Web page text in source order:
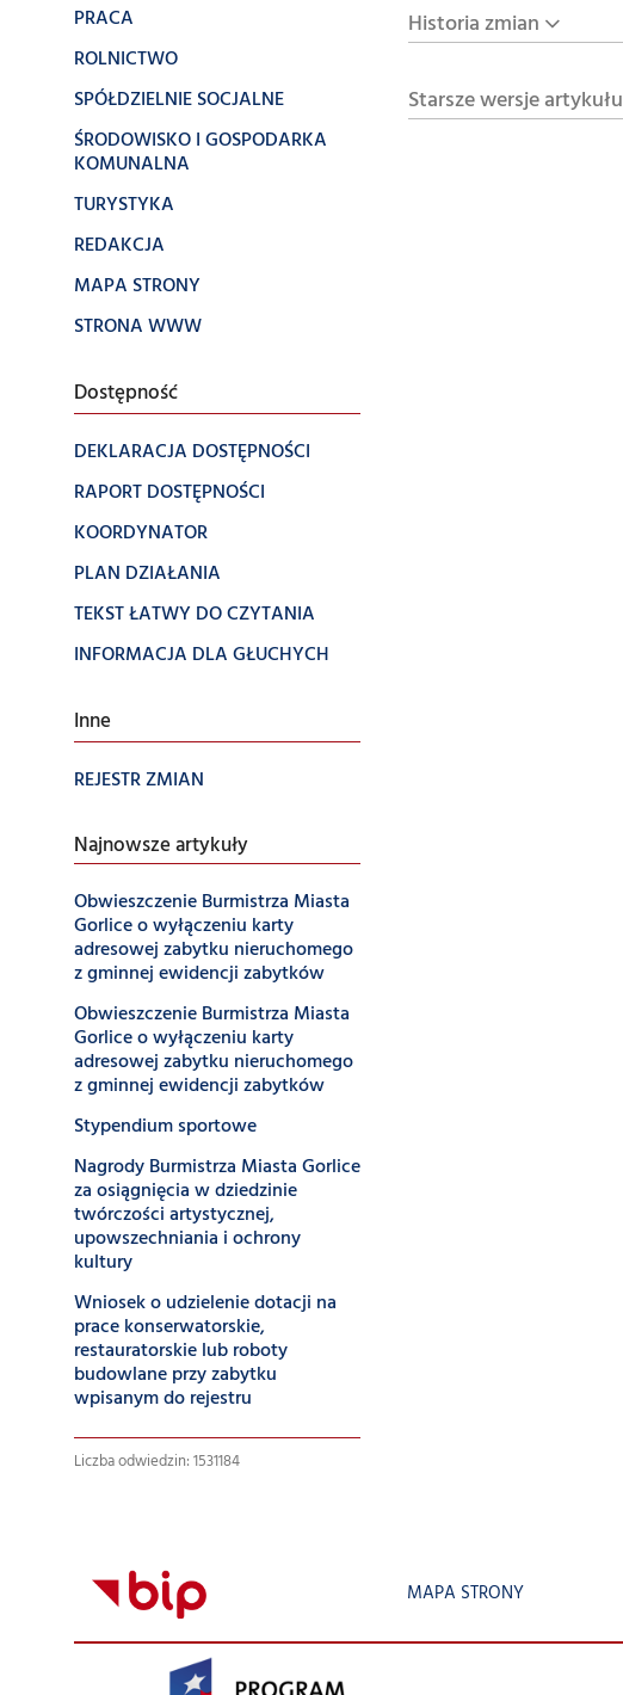
PRACA
ROLNICTWO
SPÓŁDZIELNIE SOCJALNE
ŚRODOWISKO I GOSPODARKA
KOMUNALNA
TURYSTYKA
REDAKCJA
MAPA STRONY
STRONA WWW
Dostępność
DEKLARACJA DOSTĘPNOŚCI
RAPORT DOSTĘPNOŚCI
KOORDYNATOR
PLAN DZIAŁANIA
TEKST ŁATWY DO CZYTANIA
INFORMACJA DLA GŁUCHYCH
Inne
REJESTR ZMIAN
Najnowsze artykuły
Obwieszczenie Burmistrza Miasta
Gorlice o wyłączeniu karty
adresowej zabytku nieruchomego
z gminnej ewidencji zabytków
Obwieszczenie Burmistrza Miasta
Gorlice o wyłączeniu karty
adresowej zabytku nieruchomego
z gminnej ewidencji zabytków
Stypendium sportowe
Nagrody Burmistrza Miasta Gorlice
za osiągnięcia w dziedzinie
twórczości artystycznej,
upowszechniania i ochrony
kultury
Wniosek o udzielenie dotacji na
prace konserwatorskie,
restauratorskie lub roboty
budowlane przy zabytku
wpisanym do rejestru
Liczba odwiedzin: 1531184
Historia zmian
Starsze wersje artykułu
MAPA STRONY